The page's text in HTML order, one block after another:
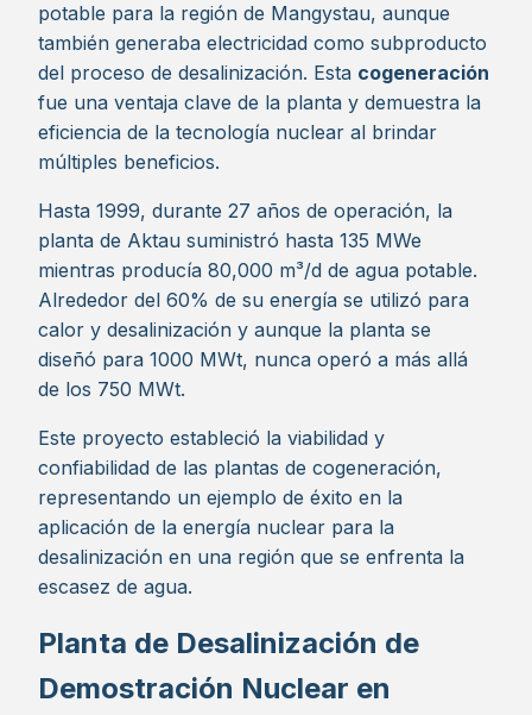
potable para la región de Mangystau, aunque
también generaba electricidad como subproducto
del proceso de desalinización. Esta cogeneración
fue una ventaja clave de la planta y demuestra la
eficiencia de la tecnología nuclear al brindar
múltiples beneficios.
Hasta 1999, durante 27 años de operación, la
planta de Aktau suministró hasta 135 MWe
mientras producía 80,000 m³/d de agua potable.
Alrededor del 60% de su energía se utilizó para
calor y desalinización y aunque la planta se
diseñó para 1000 MWt, nunca operó a más allá
de los 750 MWt.
Este proyecto estableció la viabilidad y
confiabilidad de las plantas de cogeneración,​
representando un ejemplo de éxito en la
aplicación de la energía nuclear para la
desalinización en una región que se enfrenta la
escasez de agua.
Planta de Desalinización de
Demostración Nuclear en